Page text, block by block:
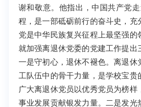
谢和敬意。他指出，中国共产党
程，是一部砥砺前行的奋斗史，充
党是中华民族复兴征程上最坚强的
就加强离退休党委的党建工作提出
一是守初心，退休不褪色。离退休
工队伍中的骨干力量，是学校宝贵
广大离退休党员以优秀党员为榜样
事业发展贡献银发力量。二是发光